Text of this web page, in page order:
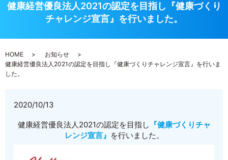
健康経営優良法人2021の認定を目指し『健康づくり
チャレンジ宣言』を行いました。
HOME
お知らせ
健康経営優良法人2021の認定を目指し『健康づくりチャレンジ宣言』を行いま
した。
2020/10/13
健康経営優良法人2021の認定を目指し 『健康づくりチャ
レンジ宣言』 を行いました。